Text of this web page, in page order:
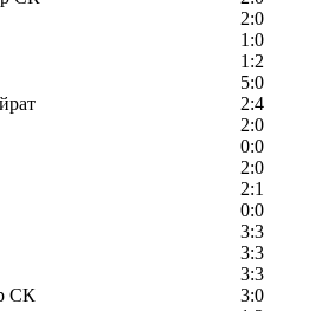
2:0
1:0
1:2
5:0
2:4
2:0
0:0
2:0
2:1
0:0
3:3
3:3
3:3
СК
3:0
сайт